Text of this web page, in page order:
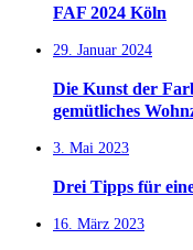
FAF 2024 Köln
29. Januar 2024
Die Kunst der
gemütliches
3. Mai 2023
Drei Tipps für
16. März 2023